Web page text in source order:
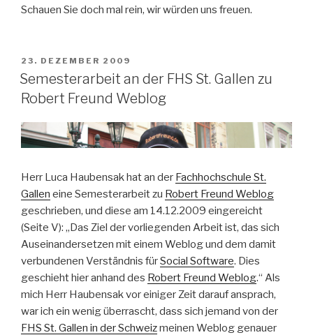
Schauen Sie doch mal rein, wir würden uns freuen.
VERÖFFENTLICHT
AM
23. DEZEMBER 2009
Semesterarbeit an der FHS St. Gallen zu
Robert Freund Weblog
Herr Luca Haubensak hat an der Fachhochschule St.
Gallen eine Semesterarbeit zu Robert Freund Weblog
geschrieben, und diese am 14.12.2009 eingereicht
(Seite V): „Das Ziel der vorliegenden Arbeit ist, das sich
Auseinandersetzen mit einem Weblog und dem damit
verbundenen Verständnis fürSocial Software. Dies
geschieht hier anhand des Robert Freund Weblog.“ Als
mich Herr Haubensak vor einiger Zeit darauf ansprach,
war ich ein wenig überrascht, dass sich jemand von der
FHS St. Gallen in der Schweizmeinen Weblog genauer